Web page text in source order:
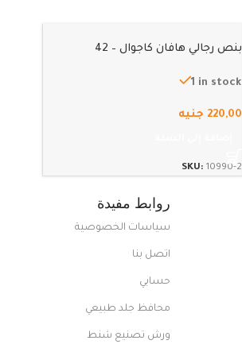
بنص رجالي هافان كاجوال – 42
1 in stock
220,00 جنيه
SKU: 10990-2
روابط مفيدة
سياسات الخصوصية
اتصل بنا
حسابي
محافظ جلد طبيعي
ورش تصنيع شنط